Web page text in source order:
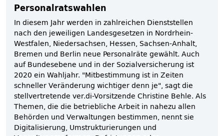
Personalratswahlen
In diesem Jahr werden in zahlreichen Dienststellen
nach den jeweiligen Landesgesetzen in Nordrhein-
Westfalen, Niedersachsen, Hessen, Sachsen-Anhalt,
Bremen und Berlin neue Personalräte gewählt. Auch
auf Bundesebene und in der Sozialversicherung ist
2020 ein Wahljahr. "Mitbestimmung ist in Zeiten
schneller Veränderung wichtiger denn je", sagt die
stellvertretende ver.di-Vorsitzende Christine Behle. Als
Themen, die die betriebliche Arbeit in nahezu allen
Behörden und Verwaltungen bestimmen, nennt sie
Digitalisierung, Umstrukturierungen und